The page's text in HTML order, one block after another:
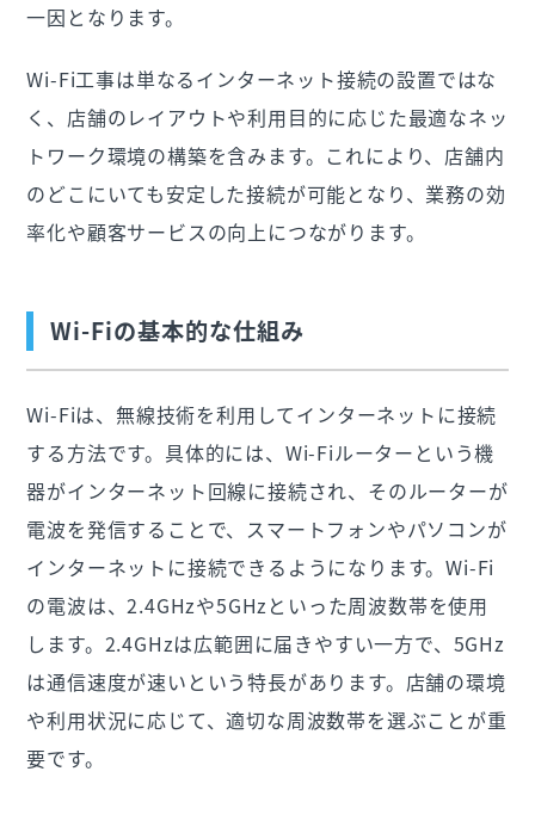
一因となります。
Wi-Fi工事は単なるインターネット接続の設置ではな
く、店舗のレイアウトや利用目的に応じた最適なネッ
トワーク環境の構築を含みます。これにより、店舗内
のどこにいても安定した接続が可能となり、業務の効
率化や顧客サービスの向上につながります。
Wi-Fiの基本的な仕組み
Wi-Fiは、無線技術を利用してインターネットに接続
する方法です。具体的には、Wi-Fiルーターという機
器がインターネット回線に接続され、そのルーターが
電波を発信することで、スマートフォンやパソコンが
インターネットに接続できるようになります。Wi-Fi
の電波は、2.4GHzや5GHzといった周波数帯を使用
します。2.4GHzは広範囲に届きやすい一方で、5GHz
は通信速度が速いという特長があります。店舗の環境
や利用状況に応じて、適切な周波数帯を選ぶことが重
要です。